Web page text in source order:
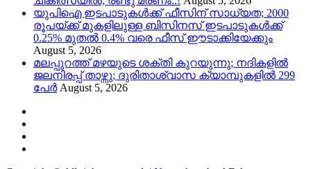
യുപിഐ ഇടപാടുകൾക്ക് ഫീസിന് സാധ്യത; 2000
രൂപയ്ക്ക് മുകളിലുള്ള ബിസിനസ് ഇടപാടുകൾക്ക്
0.25% മുതൽ 0.4% വരെ ഫീസ് ഈടാക്കിയേക്കും
August 5, 2026
മലപ്പുറത്ത് മഴയുടെ ശക്തി കുറയുന്നു; നദികളിൽ
ജലനിരപ്പ് താഴ്ന്നു; ദുരിതാശ്വാസ ക്യാമ്പുകളിൽ 299
പേർ August 5, 2026